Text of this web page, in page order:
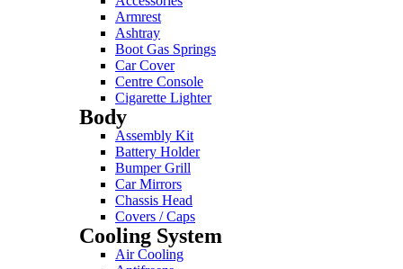
Armrest
Ashtray
Boot Gas Springs
Car Cover
Centre Console
Cigarette Lighter
Body
Assembly Kit
Battery Holder
Bumper Grill
Car Mirrors
Chassis Head
Covers / Caps
Cooling System
Air Cooling